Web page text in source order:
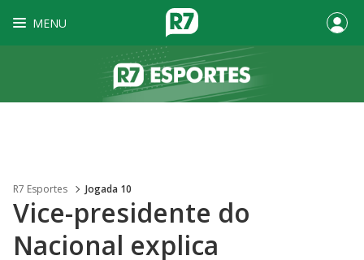
MENU
R7 Esportes Jogada 10
Vice-presidente do
Nacional explica